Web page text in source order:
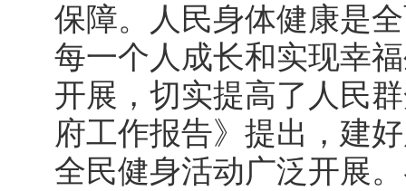
保障。人民身体健康是
每一个人成长和实现幸
开展，切实提高了人民
府工作报告》提出，建
全民健身活动广泛开展